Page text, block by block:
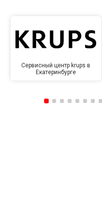
Сервисный центр krups в
Екатеринбурге